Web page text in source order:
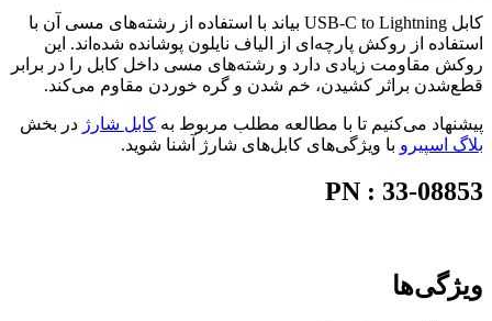
کابل USB-C to Lightning بیاند با استفاده از رشته‌های مسی آن با
استفاده از روکش پارچه‌ای از الیاف نایلون پوشانده شده‌اند. این
روکش مقاومت زیادی دارد و رشته‌های مسی داخل کابل را در برابر
قطع‌شدن براثر کشیدن، خم شدن و گره خوردن مقاوم می‌کند.
پیشنهاد می‌کنیم تا با مطالعه مطلب مربوط به کابل شارژ در بخش
بلاگ اسپیرو با ویژگی‌های کابل‌های شارژ آشنا شوید.
PN : 33-08853
ویژگی‌ها